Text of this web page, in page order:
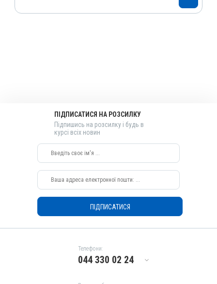
Свині, Коні, Кури, Фазани, Перепілки
Застосування
Перорально з кормом
Призначення
Від глистів
Показання
Нематоди; Трематоди; Цестоди
ПІДПИСАТИСЯ НА РОЗСИЛКУ
Підпишись на розсилку і будь в
курсі всіх новин
ПІДПИСАТИСЯ
Телефони:
044 330 02 24